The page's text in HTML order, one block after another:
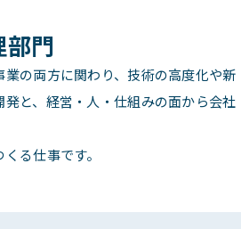
門
の両方に関わり、技術の高度化や新
と、経営・人・仕組みの面から会社
る仕事です。